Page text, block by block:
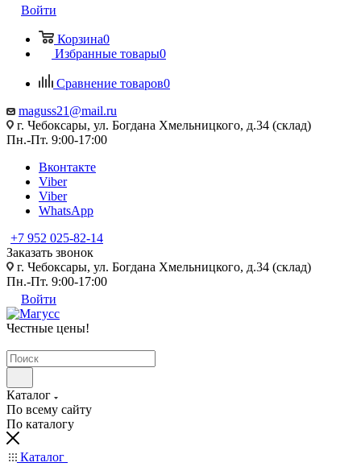
Войти
Корзина0
Избранные товары0
Сравнение товаров0
maguss21@mail.ru
г. Чебоксары, ул. Богдана Хмельницкого, д.34 (склад)
Пн.-Пт. 9:00-17:00
Вконтакте
Viber
Viber
WhatsApp
+7 952 025-82-14
Заказать звонок
г. Чебоксары, ул. Богдана Хмельницкого, д.34 (склад)
Пн.-Пт. 9:00-17:00
Войти
Честные цены!
Каталог
По всему сайту
По каталогу
Каталог